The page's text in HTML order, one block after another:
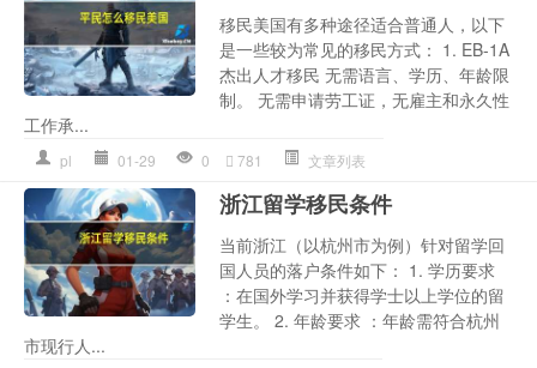
移民美国有多种途径适合普通人，以下
是一些较为常见的移民方式： 1. EB-1A
杰出人才移民 无需语言、学历、年龄限
制。 无需申请劳工证，无雇主和永久性
工作承...
pl 01-29 0 781 文章列表
浙江留学移民条件
当前浙江（以杭州市为例）针对留学回
国人员的落户条件如下： 1. 学历要求
：在国外学习并获得学士以上学位的留
学生。 2. 年龄要求 ：年龄需符合杭州
市现行人...